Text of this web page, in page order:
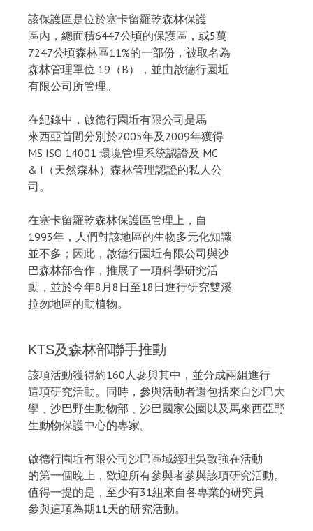
該保護區是位於塞卡留羅乾森林保護
區內，總面積6447公頃的保護區，或5萬
7247公頃森林區11%的一部份，被取名為
森林管理單位 19（B），並由啟德行園坵
有限公司所管理。
在紀錄中，啟德行園坵有限公司是馬
來西亞首間分別於2005年及2009年獲得
MS ISO 14001 環境管理系統認證及 MC
& I（天然森林）森林管理認證的私人公
司。
在塞卡留羅乾森林保護區管理上，自
1993年，人們對該地區的生物多元化知識
並不多；因此，啟德行園坵有限公司與沙
巴森林部合作，推展了一項科學研究活
動，並於今年8月8日至18日進行研究雙溪
拉勿地區的動植物。
KTS及森林部聯手推動
該項活動獲得約160人蔘與其中，並分成兩組進行
這項研究活動。同時，參與活動者還包括來自沙巴大
學﹑沙巴野生動物部﹑沙巴國家公園以及馬來西亞野
生動物保護中心的專家。
啟德行園坵有限公司沙巴區域經理吳致強在活動
的第一個晚上，歡迎所有參與者參與該項研究活動。
值得一提的是，至少有31組來自各專業的研究員
參與這項為期11天的研究活動。